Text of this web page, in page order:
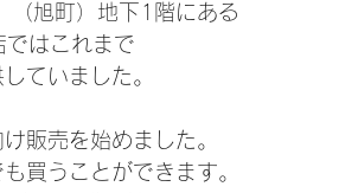
（旭町）地下1階にある
ではこれまで
ていました。
販売を始めました。
買うことができます。